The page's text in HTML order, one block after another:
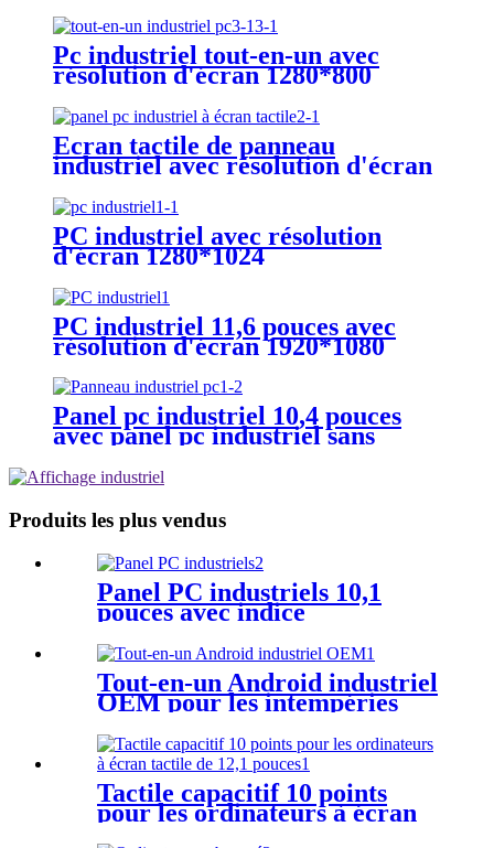
Pc industriel tout-en-un avec
résolution d'écran 1280*800
Écran tactile de panneau
industriel avec résolution d'écran
PC industriel avec résolution
d'écran 1280*1024
PC industriel 11,6 pouces avec
résolution d'écran 1920*1080
Panel pc industriel 10,4 pouces
avec panel pc industriel sans
Produits les plus vendus
Panel PC industriels 10,1
pouces avec indice
d'étanchéité IP65
Tout-en-un Android industriel
OEM pour les intempéries
Tactile capacitif 10 points
pour les ordinateurs à écran
tactile de 12,1 pouces